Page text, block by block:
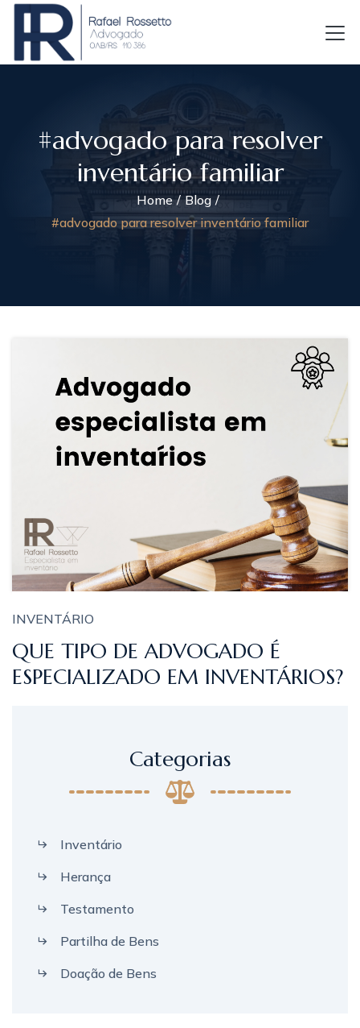
#advogado para resolver
inventário familiar
Home
Blog
#advogado para resolver inventário familiar
INVENTÁRIO
QUE TIPO DE ADVOGADO É
ESPECIALIZADO EM INVENTÁRIOS?
Categorias
Inventário
Herança
Testamento
Partilha de Bens
Doação de Bens